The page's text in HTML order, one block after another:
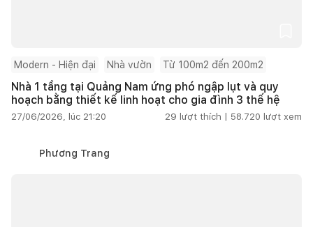
Modern - Hiện đại Nhà vườn Từ 100m2 đến 200m2
Nhà 1 tầng tại Quảng Nam ứng phó ngập lụt và quy
hoạch bằng thiết kế linh hoạt cho gia đình 3 thế hệ
27/06/2026, lúc 21:20 29 lượt thích | 58.720 lượt xem
Phương Trang